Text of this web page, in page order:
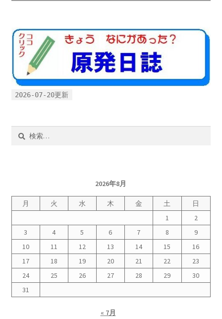
2026-07-20更新
2026年8月
月 火 水 木 金 土
日
1
2
3
4 5 6 7 8
9
10
11 12 13 14 15
16
17
18 19 20 21 22
23
24
25 26 27 28 29
30
31
« 7月